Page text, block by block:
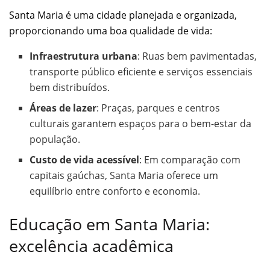
Santa Maria é uma cidade planejada e organizada,
proporcionando uma boa qualidade de vida:
Infraestrutura urbana: Ruas bem pavimentadas,
transporte público eficiente e serviços essenciais
bem distribuídos.
Áreas de lazer: Praças, parques e centros
culturais garantem espaços para o bem-estar da
população.
Custo de vida acessível: Em comparação com
capitais gaúchas, Santa Maria oferece um
equilíbrio entre conforto e economia.
Educação em Santa Maria:
excelência acadêmica